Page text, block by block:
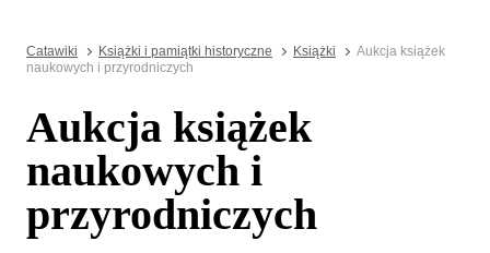
Catawiki Książki i pamiątki historyczne Książki
Aukcja książek
naukowych i przyrodniczych
Aukcja książek
naukowych i
przyrodniczych